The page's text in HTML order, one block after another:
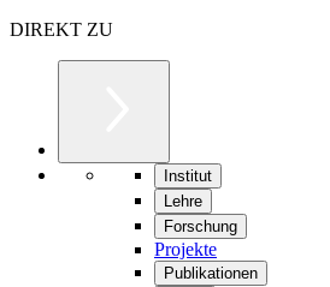
DIREKT ZU
Institut
Lehre
Forschung
Projekte
Publikationen